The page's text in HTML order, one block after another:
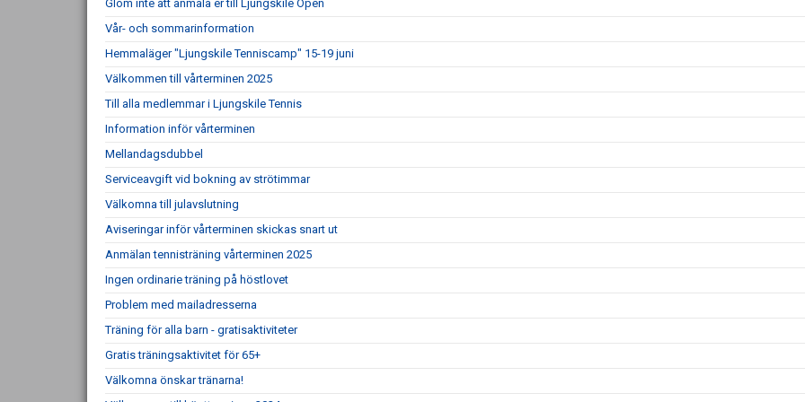
Glöm inte att anmäla er till Ljungskile Open
Vår- och sommarinformation
Hemmaläger "Ljungskile Tenniscamp" 15-19 juni
Välkommen till vårterminen 2025
Till alla medlemmar i Ljungskile Tennis
Information inför vårterminen
Mellandagsdubbel
Serviceavgift vid bokning av strötimmar
Välkomna till julavslutning
Aviseringar inför vårterminen skickas snart ut
Anmälan tennisträning vårterminen 2025
Ingen ordinarie träning på höstlovet
Problem med mailadresserna
Träning för alla barn - gratisaktiviteter
Gratis träningsaktivitet för 65+
Välkomna önskar tränarna!